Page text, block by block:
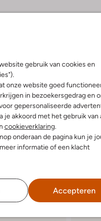
gebruik van cookies en
onze website goed
in bezoekersgedrag en
gepersonaliseerde
je akkoord met het gebruik van
cookieverklaring.
onderaan de pagina kun je
informatie of een klacht
Accepteren